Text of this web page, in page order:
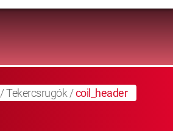
/Tekercsrugók /coil_header